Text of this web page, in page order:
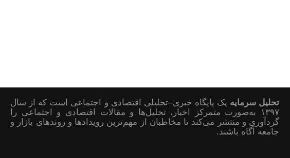
تحلیل سرمایه یک پایگاه خبری–تحلیلی اقتصادی و اجتماعی است که از سال
۱۳۹۷ به‌صورت متمرکز اخبار، تحلیل‌ها و مقالات اقتصادی و اجتماعی را
گردآوری و منتشر می‌کند تا مخاطبان از مهم‌ترین رویدادها و روندهای بازار و
جامعه آگاه باشند.